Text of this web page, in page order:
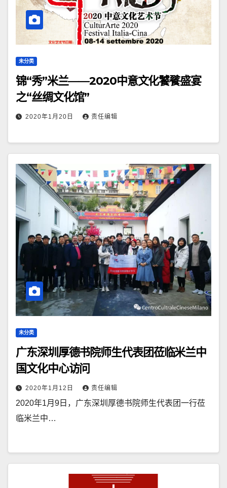
未分类
锦“秀”米兰——2020中意文化饕餮盛宴
之“丝绸文化馆”
2020年1月20日 责任编辑
未分类
广东深圳厚德书院师生代表团莅临米兰中
国文化中心访问
2020年1月12日 责任编辑
2020年1月9日，广东深圳厚德书院师生代表团一行莅
临米兰中…